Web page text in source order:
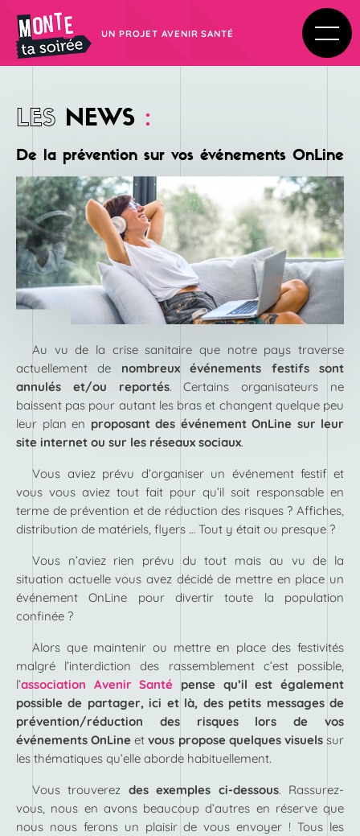
UN PROJET AVENIR SANTÉ
LES NEWS :
De la prévention sur vos événements OnLine
Au vu de la crise sanitaire que notre pays traverse
actuellement de nombreux événements festifs sont
annulés et/ou reportés. Certains organisateurs ne
baissent pas pour autant les bras et changent quelque peu
leur plan en proposant des événement OnLine sur leur
site internet ou sur les réseaux sociaux.
Vous aviez prévu d’organiser un événement festif et
vous vous aviez tout fait pour qu’il soit responsable en
terme de prévention et de réduction des risques ? Affiches,
distribution de matériels, flyers … Tout y était ou presque ?
Vous n’aviez rien prévu du tout mais au vu de la
situation actuelle vous avez décidé de mettre en place un
événement OnLine pour divertir toute la population
confinée ?
Alors que maintenir ou mettre en place des festivités
malgré l’interdiction des rassemblement c’est possible,
l’association Avenir Santé pense qu’il est également
possible de partager, ici et là, des petits messages de
prévention/réduction des risques lors de vos
événements OnLine etvous propose quelques visuelssur
les thématiques qu’elle aborde habituellement.
Vous trouverez des exemples ci-dessous. Rassurez-
vous, nous en avons beaucoup d’autres en réserve que
nous nous ferons un plaisir de vous envoyer ! Tous les